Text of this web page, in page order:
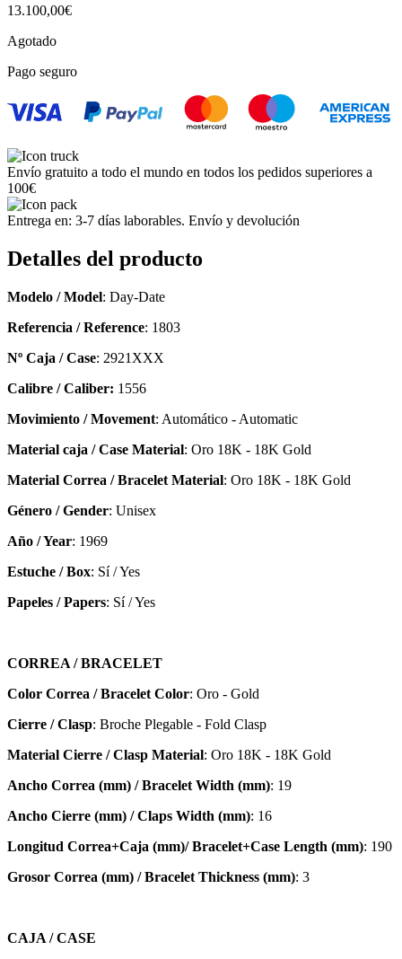
13.100,00€
Agotado
Pago seguro
Envío gratuito a todo el mundo en todos los pedidos superiores a
100€
Entrega en: 3-7 días laborables. Envío y devolución
Detalles del producto
Modelo / Model: Day-Date
Referencia / Reference: 1803
Nº Caja / Case: 2921XXX
Calibre / Caliber: 1556
Movimiento / Movement: Automático - Automatic
Material caja / Case Material: Oro 18K - 18K Gold
Material Correa / Bracelet Material: Oro 18K - 18K Gold
Género / Gender: Unisex
Año / Year: 1969
Estuche / Box: Sí / Yes
Papeles / Papers: Sí / Yes
CORREA / BRACELET
Color Correa / Bracelet Color: Oro - Gold
Cierre / Clasp: Broche Plegable - Fold Clasp
Material Cierre / Clasp Material: Oro 18K - 18K Gold
Ancho Correa (mm) / Bracelet Width (mm): 19
Ancho Cierre (mm) / Claps Width (mm): 16
Longitud Correa+Caja (mm)/ Bracelet+Case Length (mm): 190
Grosor Correa (mm) / Bracelet Thickness (mm): 3
CAJA / CASE